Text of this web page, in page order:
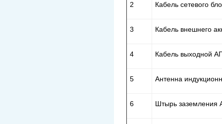
2 Кабель сетевого
3 Кабель внешнего
4 Кабель выходной
5 Антенна
6 Штырь заземления